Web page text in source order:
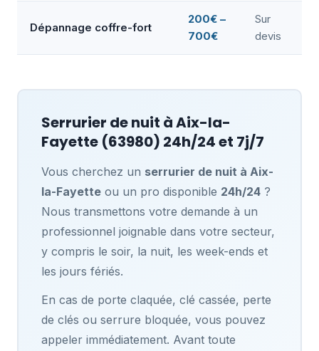
Dépannage coffre-fort
200€ –
700€
Sur
devis
Serrurier de nuit àAix-la-
Fayette(63980) 24h/24 et 7j/7
Vous cherchez un serrurier de nuit à Aix-
la-Fayetteou un pro disponible 24h/24?
Nous transmettons votre demande à un
professionnel joignable dans votre secteur,
y compris le soir, la nuit, les week-ends et
les jours fériés.
En cas de porte claquée, clé cassée, perte
de clés ou serrure bloquée, vous pouvez
appeler immédiatement. Avant toute